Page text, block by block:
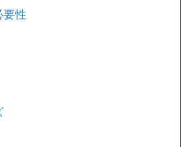
要性